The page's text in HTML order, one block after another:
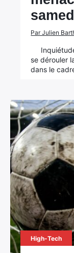
Par Julien
se dérouler
dans le
High-Tech